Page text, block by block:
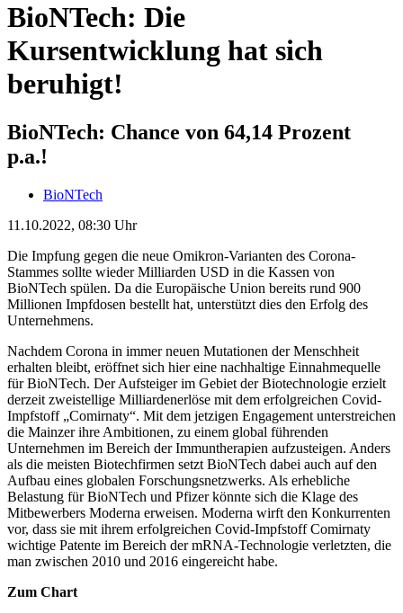
BioNTech: Die
Kursentwicklung hat sich
beruhigt!
BioNTech: Chance von 64,14 Prozent
p.a.!
BioNTech
11.10.2022, 08:30 Uhr
Die Impfung gegen die neue Omikron-Varianten des Corona-
Stammes sollte wieder Milliarden USD in die Kassen von
BioNTech spülen. Da die Europäische Union bereits rund 900
Millionen Impfdosen bestellt hat, unterstützt dies den Erfolg des
Unternehmens.
Nachdem Corona in immer neuen Mutationen der Menschheit
erhalten bleibt, eröffnet sich hier eine nachhaltige Einnahmequelle
für BioNTech. Der Aufsteiger im Gebiet der Biotechnologie erzielt
derzeit zweistellige Milliardenerlöse mit dem erfolgreichen Covid-
Impfstoff „Comirnaty“. Mit dem jetzigen Engagement unterstreichen
die Mainzer ihre Ambitionen, zu einem global führenden
Unternehmen im Bereich der Immuntherapien aufzusteigen. Anders
als die meisten Biotechfirmen setzt BioNTech dabei auch auf den
Aufbau eines globalen Forschungsnetzwerks. Als erhebliche
Belastung für BioNTech und Pfizer könnte sich die Klage des
Mitbewerbers Moderna erweisen. Moderna wirft den Konkurrenten
vor, dass sie mit ihrem erfolgreichen Covid-Impfstoff Comirnaty
wichtige Patente im Bereich der mRNA-Technologie verletzten, die
man zwischen 2010 und 2016 eingereicht habe.
Zum Chart